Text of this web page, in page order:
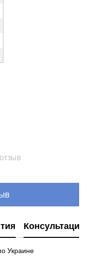
Консультация
Украине